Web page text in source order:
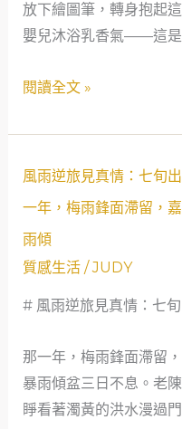
放下繪圖筆，轉身抱起
嬰兒沐浴乳香氣——這
夜
時
從
威
忌，
學
會
與
己
和
解
閱讀全文 »
風雨逆旅見真情：七旬
一年，梅雨鋒面滯留，
雨傾
質感生活/JUDY
# 風雨逆旅見真情：七
那一年，梅雨鋒面滯留
暴雨傾盆三日不息。老
睜看著濁黃的洪水漫過
風
旅
見
真
七
旬
出